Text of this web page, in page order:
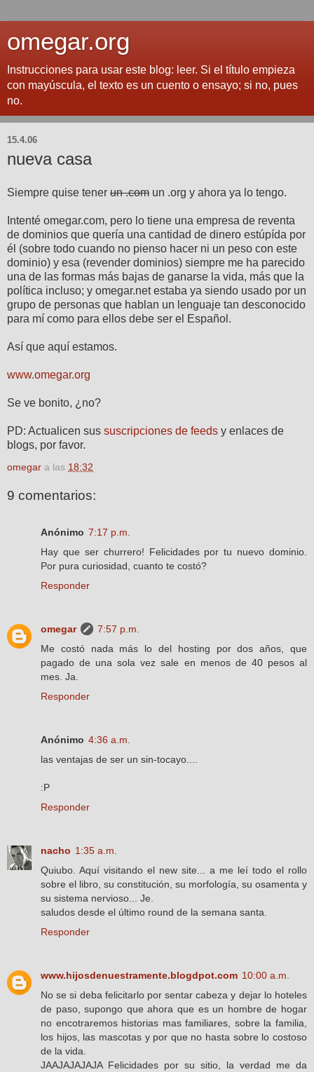
omegar.org
Instrucciones para usar este blog: leer. Si el título empieza
con mayúscula, el texto es un cuento o ensayo; si no, pues
no.
15.4.06
nueva casa
Siempre quise tener un .com un .org y ahora ya lo tengo.
Intenté omegar.com, pero lo tiene una empresa de reventa
de dominios que quería una cantidad de dinero estúpída por
él (sobre todo cuando no pienso hacer ni un peso con este
dominio) y esa (revender dominios) siempre me ha parecido
una de las formas más bajas de ganarse la vida, más que la
política incluso; y omegar.net estaba ya siendo usado por un
grupo de personas que hablan un lenguaje tan desconocido
para mí como para ellos debe ser el Español.
Así que aquí estamos.
www.omegar.org
Se ve bonito, ¿no?
PD: Actualicen sus suscripciones de feeds y enlaces de
blogs, por favor.
omegar a las 18:32
9 comentarios:
Anónimo 7:17 p.m.
Hay que ser churrero! Felicidades por tu nuevo dominio.
Por pura curiosidad, cuanto te costó?
Responder
omegar
7:57 p.m.
Me costó nada más lo del hosting por dos años, que
pagado de una sola vez sale en menos de 40 pesos al
mes. Ja.
Responder
Anónimo 4:36 a.m.
las ventajas de ser un sin-tocayo....
:P
Responder
nacho 1:35 a.m.
Quiubo. Aquí visitando el new site... a me leí todo el rollo
sobre el libro, su constitución, su morfología, su osamenta y
su sistema nervioso... Je.
saludos desde el último round de la semana santa.
Responder
www.hijosdenuestramente.blogdpot.com 10:00 a.m.
No se si deba felicitarlo por sentar cabeza y dejar lo hoteles
de paso, supongo que ahora que es un hombre de hogar
no encotraremos historias mas familiares, sobre la familia,
los hijos, las mascotas y por que no hasta sobre lo costoso
de la vida.
JAAJAJAJAJA Felicidades por su sitio, la verdad me da